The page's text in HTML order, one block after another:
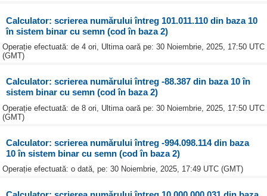
Calculator: scrierea numărului întreg 101.011.110 din baza 10
în sistem binar cu semn (cod în baza 2)
Operație efectuată: de 4 ori, Ultima oară pe: 30 Noiembrie, 2025, 17:50 UTC
(GMT)
Calculator: scrierea numărului întreg -88.387 din baza 10 în
sistem binar cu semn (cod în baza 2)
Operație efectuată: de 8 ori, Ultima oară pe: 30 Noiembrie, 2025, 17:50 UTC
(GMT)
Calculator: scrierea numărului întreg -994.098.114 din baza
10 în sistem binar cu semn (cod în baza 2)
Operație efectuată: o dată, pe: 30 Noiembrie, 2025, 17:49 UTC (GMT)